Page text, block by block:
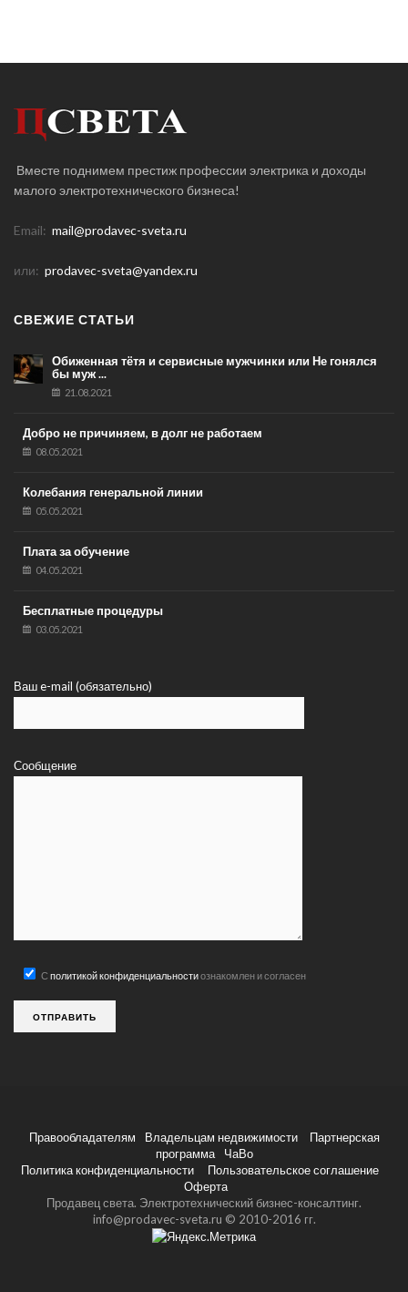
Вместе поднимем престиж профессии электрика и доходы
малого электротехнического бизнеса!
Email: mail@prodavec-sveta.ru
или: prodavec-sveta@yandex.ru
СВЕЖИЕ СТАТЬИ
Обиженная тётя и сервисные мужчинки или Не гонялся
бы муж ...
21.08.2021
Добро не причиняем, в долг не работаем
08.05.2021
Колебания генеральной линии
05.05.2021
Плата за обучение
04.05.2021
Бесплатные процедуры
03.05.2021
Ваш e-mail (обязательно)
Сообщение
С политикой конфиденциальностиознакомлен и согласен
Правообладателям Владельцам недвижимости
Партнерская
программа
ЧаВо
Политика конфиденциальности
Пользовательское соглашение
Оферта
Продавец света. Электротехнический бизнес-консалтинг.
info@prodavec-sveta.ru © 2010-2016 гг.